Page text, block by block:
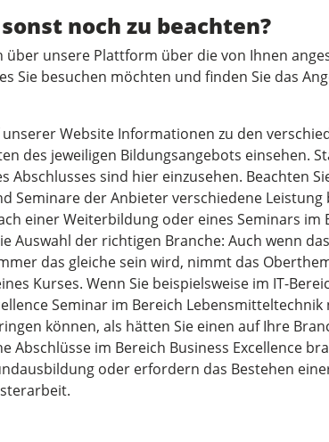
noch zu beachten?
über unsere Plattform über die von Ihnen
Sie besuchen möchten und finden Sie das
unserer Website Informationen zu den
des jeweiligen Bildungsangebots einsehen.
Abschlusses sind hier einzusehen. Beachten
Seminare der Anbieter verschiedene
einer Weiterbildung oder eines Seminars im
Auswahl der richtigen Branche: Auch wenn
das gleiche sein wird, nimmt das
Kurses. Wenn Sie beispielsweise im IT-
Seminar im Bereich
können, als hätten Sie einen auf Ihre
Abschlüsse im Bereich Business Excellence
oder erfordern das Bestehen